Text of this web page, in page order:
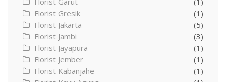
Florist Garut
(1)
Florist Gresik
(1)
Florist Jakarta
(5)
Florist Jambi
(3)
Florist Jayapura
(1)
Florist Jember
(1)
Florist Kabanjahe
(1)